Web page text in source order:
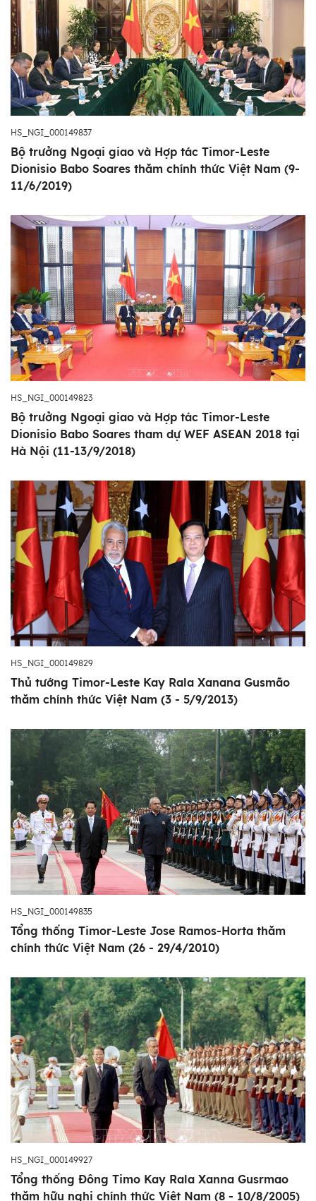
HS_NGI_000149837
Bộ trưởng Ngoại giao và Hợp tác Timor-Leste
Dionisio Babo Soares thăm chính thức Việt Nam (9-
11/6/2019)
HS_NGI_000149823
Bộ trưởng Ngoại giao và Hợp tác Timor-Leste
Dionisio Babo Soares tham dự WEF ASEAN 2018 tại
Hà Nội (11-13/9/2018)
HS_NGI_000149829
Thủ tướng Timor-Leste Kay Rala Xanana Gusmão
thăm chính thức Việt Nam (3 - 5/9/2013)
HS_NGI_000149835
Tổng thống Timor-Leste Jose Ramos-Horta thăm
chính thức Việt Nam (26 - 29/4/2010)
HS_NGI_000149927
Tổng thống Đông Timo Kay Rala Xanna Gusrmao
thăm hữu nghị chính thức Việt Nam (8 - 10/8/2005)